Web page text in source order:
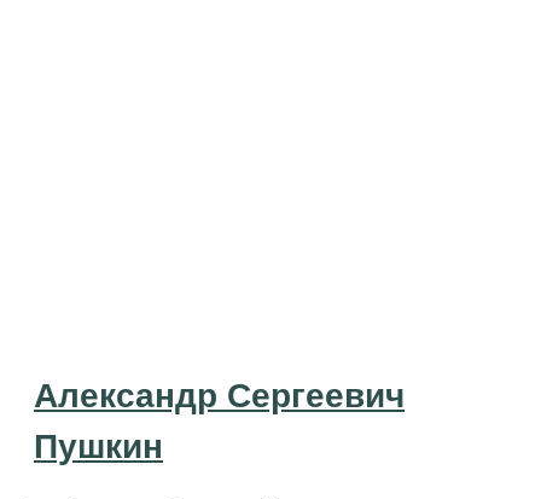
Александр Сергеевич
Пушкин